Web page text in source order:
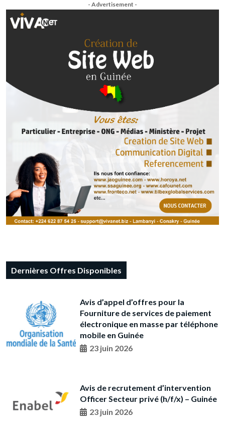
- Advertisement -
Dernières Offres Disponibles
Avis d’appel d’offres pour la
Fourniture de services de paiement
électronique en masse par téléphone
mobile en Guinée
23 juin 2026
Avis de recrutement d’intervention
Officer Secteur privé (h/f/x) – Guinée
23 juin 2026